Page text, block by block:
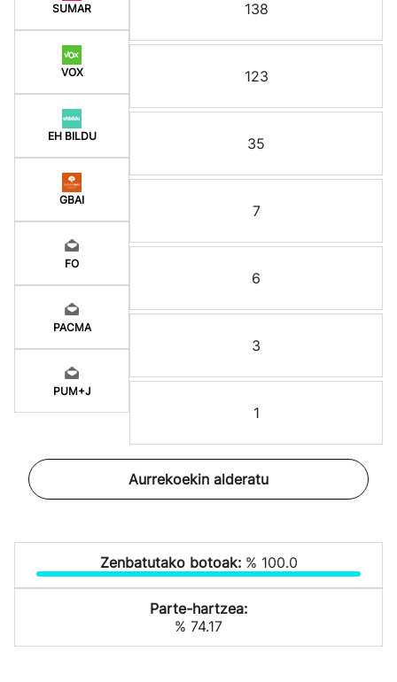
SUMAR
VOX
EH BILDU
GBAI
FO
PACMA
PUM+J
138
123
35
7
6
3
1
Aurrekoekin alderatu
Zenbatutako botoak: % 100.0
Parte-hartzea:
% 74.17